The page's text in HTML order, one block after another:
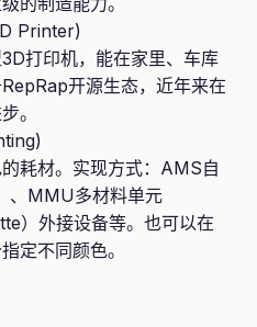
Printer)
打印机，能在家里、车库
开源生态，近年来在
。
耗材。实现方式：AMS自
、MMU多材料单元
）外接设备等。也可以在
定不同颜色。